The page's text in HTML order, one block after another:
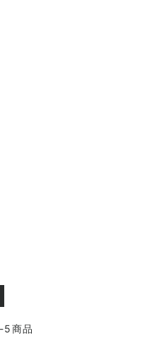
5商品